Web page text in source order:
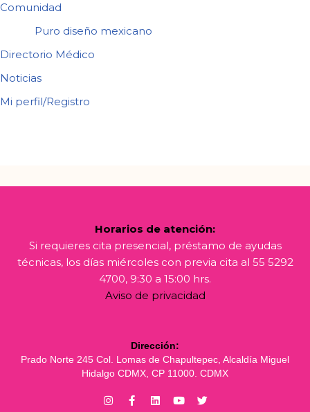
Comunidad
Puro diseño mexicano
Directorio Médico
Noticias
Mi perfil/Registro
Horarios de atención:
Si requieres cita presencial, préstamo de ayudas
técnicas, los días miércoles con previa cita al 55 5292
4700, 9:30 a 15:00 hrs.
Aviso de privacidad
Dirección:
Prado Norte 245 Col. Lomas de Chapultepec, Alcaldía Miguel
Hidalgo CDMX, CP 11000. CDMX